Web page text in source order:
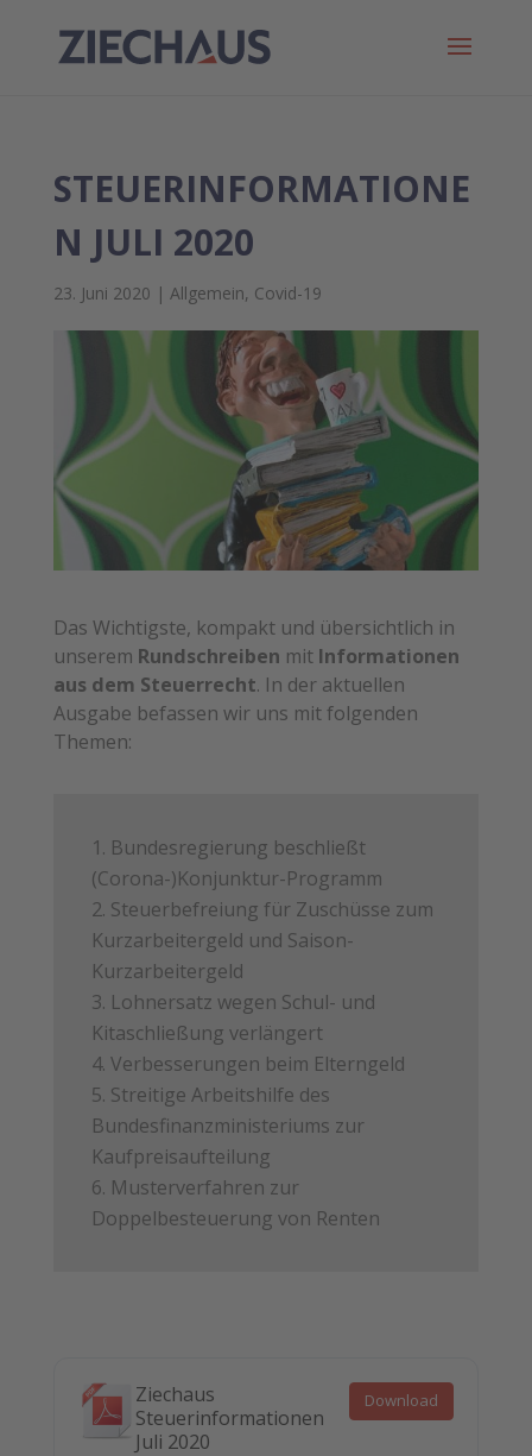
STEUERINFORMATIONE
N JULI 2020
23. Juni 2020 | Allgemein, Covid-19
Das Wichtigste, kompakt und übersichtlich in
unserem Rundschreiben mit Informationen
aus dem Steuerrecht. In der aktuellen
Ausgabe befassen wir uns mit folgenden
Themen:
Bundesregierung beschließt
(Corona-)Konjunktur-Programm
Steuerbefreiung für Zuschüsse zum
Kurzarbeitergeld und Saison-
Kurzarbeitergeld
Lohnersatz wegen Schul- und
Kitaschließung verlängert
Verbesserungen beim Elterngeld
Streitige Arbeitshilfe des
Bundesfinanzministeriums zur
Kaufpreisaufteilung
Musterverfahren zur
Doppelbesteuerung von Renten
Ziechaus
Steuerinformationen
Juli 2020
Download